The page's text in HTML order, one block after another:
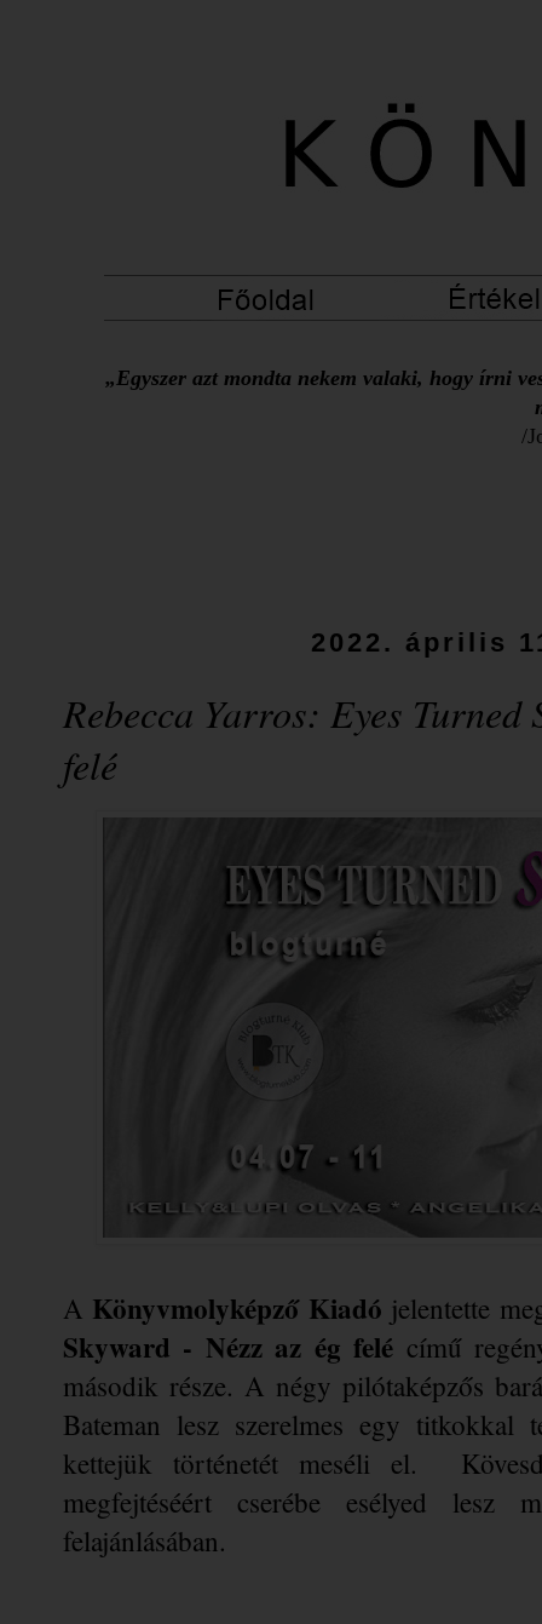
„Egyszer azt mondta nekem valaki, hogy írni
/
2022. április
Rebecca Yarros: Eyes Turned
felé
A Könyvmolyképző Kiadó jelentette
Skyward - Nézz az ég felé című
második része. A négy pilótaképzős
Bateman lesz szerelmes egy
kettejük történetét meséli el.
megfejtéséért cserébe esélyed
felajánlásában.